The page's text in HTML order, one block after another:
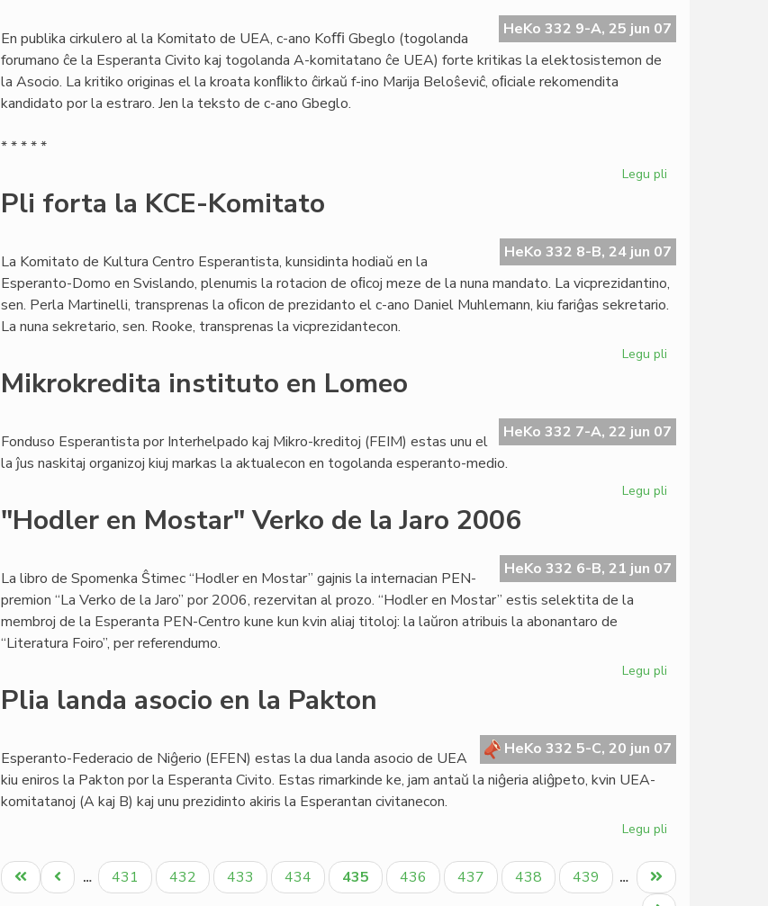
al
la
HeKo 332 9-A, 25 jun 07
En publika cirkulero al la Komitato de UEA, c-ano Koﬃ Gbeglo (togolanda
forumano ĉe la Esperanta Civito kaj togolanda A-komitatano ĉe UEA) forte kritikas la elektosistemon de
la Asocio. La kritiko originas el la kroata konﬂikto ĉirkaŭ f-ino Marija Beloŝeviĉ, oﬁciale rekomendita
kandidato por la estraro. Jen la teksto de c-ano Gbeglo.
* * * * *
Legu pli
la
UEA-
elektosistemon
Pli forta la KCE-Komitato
HeKo 332 8-B, 24 jun 07
La Komitato de Kultura Centro Esperantista, kunsidinta hodiaŭ en la
Esperanto-Domo en Svislando, plenumis la rotacion de oﬁcoj meze de la nuna mandato. La vicprezidantino,
sen. Perla Martinelli, transprenas la oﬁcon de prezidanto el c-ano Daniel Muhlemann, kiu fariĝas sekretario.
La nuna sekretario, sen. Rooke, transprenas la vicprezidantecon.
Legu pli
KCE-
Komitato
Mikrokredita instituto en Lomeo
HeKo 332 7-A, 22 jun 07
Fonduso Esperantista por Interhelpado kaj Mikro-kreditoj (FEIM) estas unu el
la ĵus naskitaj organizoj kiuj markas la aktualecon en togolanda esperanto-medio.
Legu pli
Lomeo
"Hodler en Mostar" Verko de la Jaro 2006
HeKo 332 6-B, 21 jun 07
La libro de Spomenka Ŝtimec “Hodler en Mostar” gajnis la internacian PEN-
premion “La Verko de la Jaro” por 2006, rezervitan al prozo. “Hodler en Mostar” estis selektita de la
membroj de la Esperanta PEN-Centro kune kun kvin aliaj titoloj: la laŭron atribuis la abonantaro de
“Literatura Foiro”, per referendumo.
Legu pli
Verko
de
Plia landa asocio en la Pakton
HeKo 332 5-C, 20 jun 07
Esperanto-Federacio de Niĝerio (EFEN) estas la dua landa asocio de UEA
kiu eniros la Pakton por la Esperanta Civito. Estas rimarkinde ke, jam antaŭ la niĝeria aliĝpeto, kvin UEA-
komitatanoj (A kaj B) kaj unu prezidinto akiris la Esperantan civitanecon.
Legu pli
landa
asocio
Pagination
Unua
paĝo
Antaŭa
paĝo
… Paĝo
431 Paĝo
432 Paĝo
433 Paĝo
434
Aktuala
paĝo
435 Paĝo
436 Paĝo
437 Paĝo
438 Paĝo
439 …
Last
page